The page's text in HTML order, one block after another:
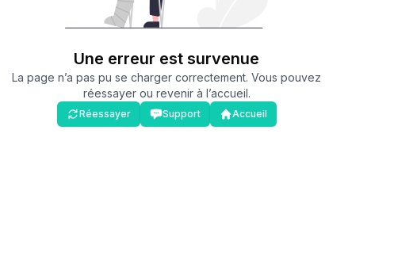
Une erreur est survenue
La page n’a pas pu se charger correctement. Vous pouvez
réessayer ou revenir à l’accueil.
Réessayer Support Accueil